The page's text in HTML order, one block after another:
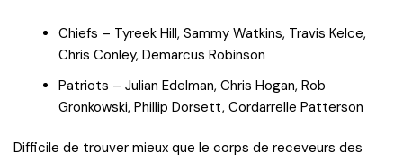
Chiefs – Tyreek Hill, Sammy Watkins, Travis Kelce,
Chris Conley, Demarcus Robinson
Patriots – Julian Edelman, Chris Hogan, Rob
Gronkowski, Phillip Dorsett, Cordarrelle Patterson
Difficile de trouver mieux que le corps de receveurs des